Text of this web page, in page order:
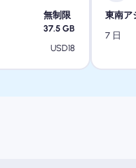
無制限
37.5 GB
USD18
東南ア
7 日